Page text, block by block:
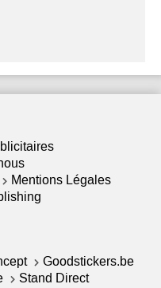
Mentions Légales
Goodstickers.be
Stand Direct